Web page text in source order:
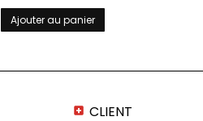
Ajouter au panier
CLIENT